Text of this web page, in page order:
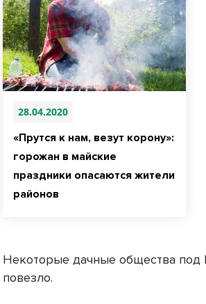
28.04.2020
«Прутся к нам, везут корону»:
горожан в майские
праздники опасаются жители
районов
Некоторые дачные общества под
повезло.